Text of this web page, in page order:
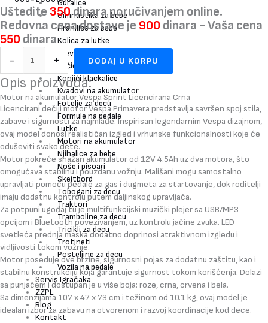
Guralice
Gimnastika za bebe
Hranilice za bebe
Kolica za lutke
Kreveti za decu
Kućice i Šatori za decu
Konjići klackalice
Kvadovi na akumulator
Fotelje za decu
Formule na pedale
Lutke
Motori na akumulator
Njihalice za bebe
Noše i pisoari
Skejtbord
Tobogani za decu
Traktori
Tramboline za decu
Tricikli za decu
Trotineti
Posteljine za decu
Vozila na pedale
Servis Igračaka
ZZPL
Blog
Kontakt
Uštedite 350dinara poručivanjem online.
Redovna cena dostave je 900 dinara - Vaša cena
550 dinara
- + DODAJ U KORPU
Opis proizvoda:
Motor na akumulator Vespa Sprint Licencirana Crna
Licencirani dečiji motor Vespa Primavera predstavlja savršen spoj stila,
zabave i sigurnosti za najmlađe. Inspirisan legendarnim Vespa dizajnom,
ovaj model donosi realističan izgled i vrhunske funkcionalnosti koje će
oduševiti svako dete.
Motor pokreće snažan akumulator od 12V 4.5Ah uz dva motora, što
omogućava stabilnu i pouzdanu vožnju. Mališani mogu samostalno
upravljati pomoću pedale za gas i dugmeta za startovanje, dok roditelji
imaju dodatnu kontrolu putem daljinskog upravljača.
Za potpuni ugođaj tu je multifunkcijski muzički plejer sa USB/MP3
opcijom i Bluetooth povezivanjem, uz kontrolu jačine zvuka. LED
svetleća prednja maska dodatno doprinosi atraktivnom izgledu i
vidljivosti tokom vožnje.
Motor poseduje dve brzine, sigurnosni pojas za dodatnu zaštitu, kao i
stabilnu konstrukciju koja garantuje sigurnost tokom korišćenja. Dolazi
sa punjačem i dostupan je u više boja: roze, crna, crvena i bela.
Sa dimenzijama 107 x 47 x 73 cm i težinom od 10.1 kg, ovaj model je
idealan izbor za zabavu na otvorenom i razvoj koordinacije kod dece.